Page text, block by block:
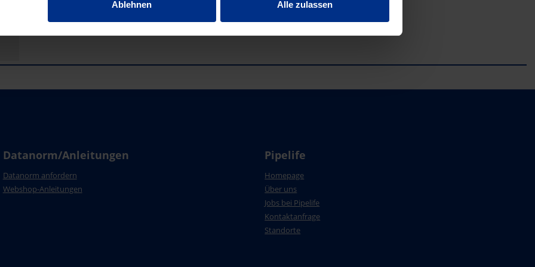
Ablehnen Alle zulassen
Datanorm/Anleitungen
Datanorm anfordern
Webshop-Anleitungen
Pipelife
Homepage
Über uns
Jobs bei Pipelife
Kontaktanfrage
Standorte